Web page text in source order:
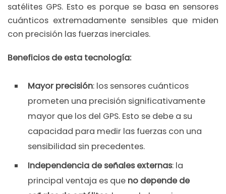
satélites GPS. Esto es porque se basa en sensores
cuánticos extremadamente sensibles que miden
con precisión las fuerzas inerciales.
Beneficios de esta tecnología:
Mayor precisión: los sensores cuánticos
prometen una precisión significativamente
mayor que los del GPS. Esto se debe a su
capacidad para medir las fuerzas con una
sensibilidad sin precedentes.
Independencia de señales externas: la
principal ventaja es que no depende de